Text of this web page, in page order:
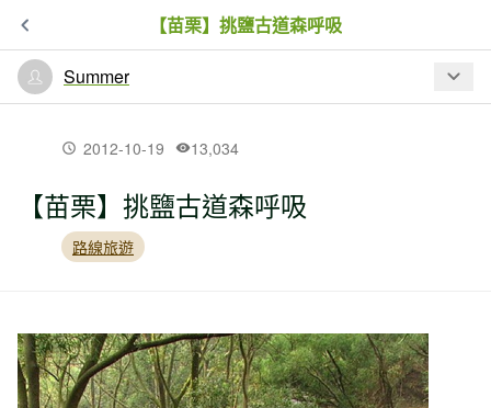
【苗栗】挑鹽古道森呼吸
Summer
最新文章
【台北市】坐11路公車經水管路及天母
【台中】大坑萬里長城
2012-10-19 13,034
【苗栗】挑鹽古道森呼吸
路線旅遊